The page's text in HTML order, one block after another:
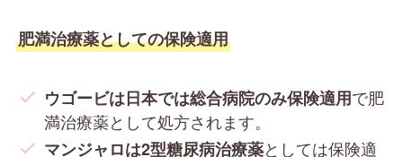
肥満治療薬としての保険適用
ウゴービは日本では総合病院のみ保険適用で肥
満治療薬として処方されます。
マンジャロは2型糖尿病治療薬としては保険適